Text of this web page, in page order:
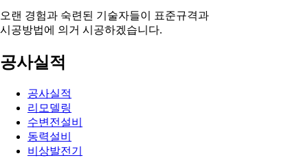
오랜 경험과 숙련된 기술자들이 표준규격과
시공방법에 의거 시공하겠습니다.
공사실적
공사실적
리모델링
수변전설비
동력설비
비상발전기